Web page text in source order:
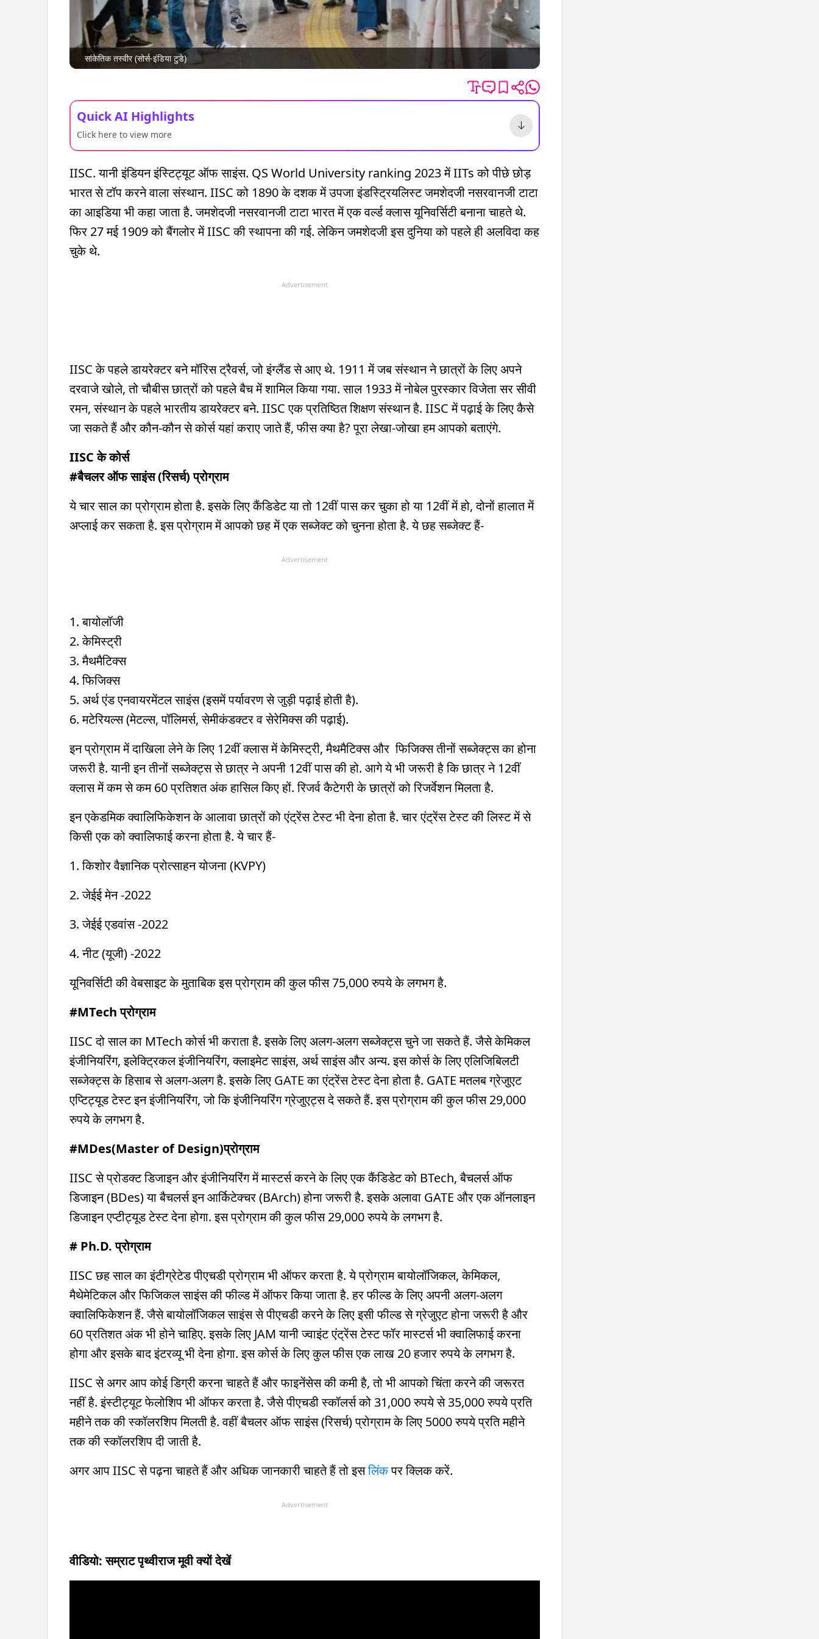
सांकेतिक तस्वीर (सोर्स-इंडिया टुडे)
Quick AI Highlights
Click here to view more
IISC. यानी इंडियन इंस्टिट्यूट ऑफ साइंस. QS World University ranking 2023 में IITs को पीछे छोड़
भारत से टॉप करने वाला संस्थान. IISC को 1890 के दशक में उपजा इंडस्ट्रियलिस्ट जमशेदजी नसरवानजी टाटा
का आइडिया भी कहा जाता है. जमशेदजी नसरवानजी टाटा भारत में एक वर्ल्ड क्लास यूनिवर्सिटी बनाना चाहते थे.
फिर 27 मई 1909 को बैंगलोर में IISC की स्थापना की गई. लेकिन जमशेदजी इस दुनिया को पहले ही अलविदा कह
चुके थे.
Advertisement
IISC के पहले डायरेक्टर बने मॉरिस ट्रैवर्स, जो इंग्लैंड से आए थे. 1911 में जब संस्थान ने छात्रों के लिए अपने
दरवाजे खोले, तो चौबीस छात्रों को पहले बैच में शामिल किया गया. साल 1933 में नोबेल पुरस्कार विजेता सर सीवी
रमन, संस्थान के पहले भारतीय डायरेक्टर बने. IISC एक प्रतिष्ठित शिक्षण संस्थान है. IISC में पढ़ाई के लिए कैसे
जा सकते हैं और कौन-कौन से कोर्स यहां कराए जाते हैं, फीस क्या है? पूरा लेखा-जोखा हम आपको बताएंगे.
IISC के कोर्स
#बैचलर ऑफ साइंस (रिसर्च) प्रोग्राम
ये चार साल का प्रोग्राम होता है. इसके लिए कैंडिडेट या तो 12वीं पास कर चुका हो या 12वीं में हो, दोनों हालात में
अप्लाई कर सकता है. इस प्रोग्राम में आपको छह में एक सब्जेक्ट को चुनना होता है. ये छह सब्जेक्ट हैं-
Advertisement
1. बायोलॉजी
2. केमिस्ट्री
3. मैथमैटिक्स
4. फिजिक्स
5. अर्थ एंड एनवायरमेंटल साइंस (इसमें पर्यावरण से जुड़ी पढ़ाई होती है).
6. मटेरियल्स (मेटल्स, पॉलिमर्स, सेमीकंडक्टर व सेरेमिक्स की पढ़ाई).
इन प्रोग्राम में दाखिला लेने के लिए 12वीं क्लास में केमिस्ट्री, मैथमैटिक्स और फिजिक्स तीनों सब्जेक्ट्स का होना
जरूरी है. यानी इन तीनों सब्जेक्ट्स से छात्र ने अपनी 12वीं पास की हो. आगे ये भी जरूरी है कि छात्र ने 12वीं
क्लास में कम से कम 60 प्रतिशत अंक हासिल किए हों. रिजर्व कैटेगरी के छात्रों को रिजर्वेशन मिलता है.
इन एकेडमिक क्वालिफिकेशन के आलावा छात्रों को एंट्रेंस टेस्ट भी देना होता है. चार एंट्रेंस टेस्ट की लिस्ट में से
किसी एक को क्वालिफाई करना होता है. ये चार हैं-
1. किशोर वैज्ञानिक प्रोत्साहन योजना (KVPY)
2. जेईई मेन -2022
3. जेईई एडवांस -2022
4. नीट (यूजी) -2022
यूनिवर्सिटी की वेबसाइट के मुताबिक इस प्रोग्राम की कुल फीस 75,000 रुपये के लगभग है.
#MTech प्रोग्राम
IISC दो साल का MTech कोर्स भी कराता है. इसके लिए अलग-अलग सब्जेक्ट्स चुने जा सकते हैं. जैसे केमिकल
इंजीनियरिंग, इलेक्ट्रिकल इंजीनियरिंग, क्लाइमेट साइंस, अर्थ साइंस और अन्य. इस कोर्स के लिए एलिजिबिलटी
सब्जेक्ट्स के हिसाब से अलग-अलग है. इसके लिए GATE का एंट्रेंस टेस्ट देना होता है. GATE मतलब ग्रेजुएट
एप्टिट्यूड टेस्ट इन इंजीनियरिंग, जो कि इंजीनियरिंग ग्रेजुएट्स दे सकते हैं. इस प्रोग्राम की कुल फीस 29,000
रुपये के लगभग है.
#MDes(Master of Design)प्रोग्राम
IISC से प्रोडक्ट डिजाइन और इंजीनियरिंग में मास्टर्स करने के लिए एक कैंडिडेट को BTech, बैचलर्स ऑफ
डिजाइन (BDes) या बैचलर्स इन आर्किटेक्चर (BArch) होना जरूरी है. इसके अलावा GATE और एक ऑनलाइन
डिजाइन एप्टीट्यूड टेस्ट देना होगा. इस प्रोग्राम की कुल फीस 29,000 रुपये के लगभग है.
# Ph.D. प्रोग्राम
IISC छह साल का इंटीग्रेटेड पीएचडी प्रोग्राम भी ऑफर करता है. ये प्रोग्राम बायोलॉजिकल, केमिकल,
मैथेमेटिकल और फिजिकल साइंस की फील्ड में ऑफर किया जाता है. हर फील्ड के लिए अपनी अलग-अलग
क्वालिफिकेशन हैं. जैसे बायोलॉजिकल साइंस से पीएचडी करने के लिए इसी फील्ड से ग्रेजुएट होना जरूरी है और
60 प्रतिशत अंक भी होने चाहिए. इसके लिए JAM यानी ज्वाइंट एंट्रेंस टेस्ट फॉर मास्टर्स भी क्वालिफाई करना
होगा और इसके बाद इंटरव्यू भी देना होगा. इस कोर्स के लिए कुल फीस एक लाख 20 हजार रुपये के लगभग है.
IISC से अगर आप कोई डिग्री करना चाहते हैं और फाइनेंसेस की कमी है, तो भी आपको चिंता करने की जरूरत
नहीं है. इंस्टीट्यूट फेलोशिप भी ऑफर करता है. जैसे पीएचडी स्कॉलर्स को 31,000 रुपये से 35,000 रुपये प्रति
महीने तक की स्कॉलरशिप मिलती है. वहीं बैचलर ऑफ साइंस (रिसर्च) प्रोग्राम के लिए 5000 रुपये प्रति महीने
तक की स्कॉलरशिप दी जाती है.
अगर आप IISC से पढ़ना चाहते हैं और अधिक जानकारी चाहते हैं तो इसलिंकपर क्लिक करें.
Advertisement
वीडियो: सम्राट पृथ्वीराज मूवी क्यों देखें